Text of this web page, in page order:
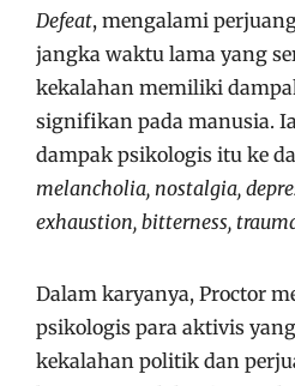
Defeat, mengalami
jangka waktu lama yang
kekalahan memiliki
signifikan pada manusia.
dampak psikologis itu ke
melancholia, nostalgia,
exhaustion, bitterness,
Dalam karyanya, Proctor
psikologis para aktivis
kekalahan politik dan